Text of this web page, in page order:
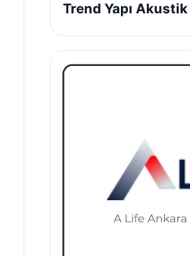
Trend Yapı Akustik